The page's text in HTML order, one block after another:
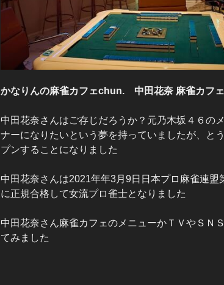
かなりんの麻雀カフェchun. 中田花奈 麻雀カフ
中田花奈さんはご存じだろうか？元乃木坂４６の
ナーになりたいという夢を持っていましたが、と
プンすることになりました
中田花奈さんは2021年年3月9日日本プロ麻雀連盟
に正規合格して女流プロ雀士となりました
中田花奈さん麻雀カフェのメニューかＴＶやＳＮ
てみました